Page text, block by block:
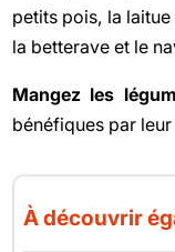
petits pois, la
la betterave et le
Mangez les
bénéfiques par
À découvrir